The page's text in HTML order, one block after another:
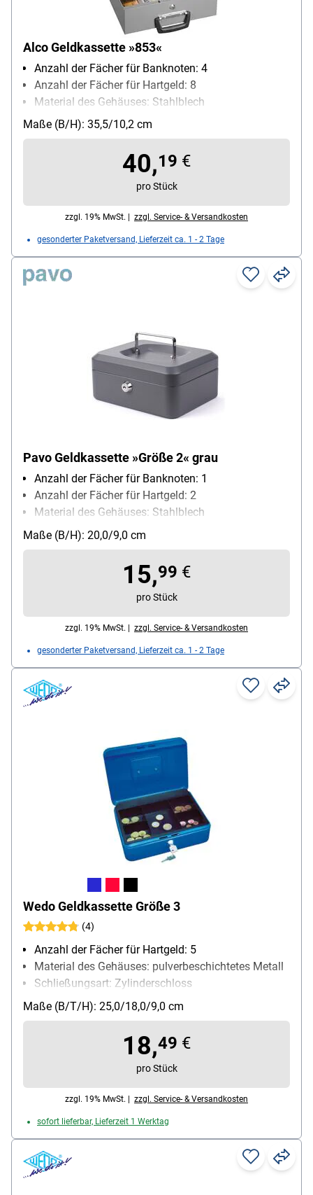
Alco Geldkassette »853«
Anzahl der Fächer für Banknoten: 4
Anzahl der Fächer für Hartgeld: 8
Material des Gehäuses: Stahlblech
Schließungsart: Zylinderschloss
Maße (B/H): 35,5/10,2 cm
40,19 €
pro Stück
zzgl. 19% MwSt. | zzgl. Service- & Versandkosten
gesonderter Paketversand, Lieferzeit ca. 1 - 2 Tage
Pavo Geldkassette »Größe 2« grau
Anzahl der Fächer für Banknoten: 1
Anzahl der Fächer für Hartgeld: 2
Material des Gehäuses: Stahlblech
Schließungsart: Zylinderschloss
Maße (B/H): 20,0/9,0 cm
15,99 €
pro Stück
zzgl. 19% MwSt. | zzgl. Service- & Versandkosten
gesonderter Paketversand, Lieferzeit ca. 1 - 2 Tage
Wedo Geldkassette Größe 3
(4)
Anzahl der Fächer für Hartgeld: 5
Material des Gehäuses: pulverbeschichtetes Metall
Schließungsart: Zylinderschloss
Besonderheiten: kratzfest
Maße (B/T/H): 25,0/18,0/9,0 cm
18,49 €
pro Stück
zzgl. 19% MwSt. | zzgl. Service- & Versandkosten
sofort lieferbar, Lieferzeit 1 Werktag